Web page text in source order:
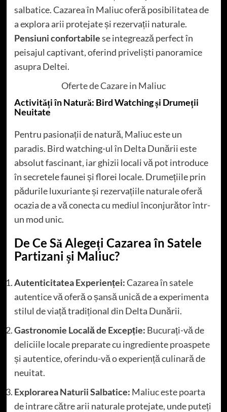
salbatice. Cazarea în Maliuc oferă posibilitatea de
a explora arii protejate și rezervații naturale.
Pensiuni confortabilese integrează perfect în
peisajul captivant, oferind priveliști panoramice
asupra Deltei.
Oferte de Cazare in Maliuc
Activități în Natură: Bird Watching și Drumeții
Neuitate
Pentru pasionații de natură, Maliuc este un
paradis. Bird watching-ul în Delta Dunării este
absolut fascinant, iar ghizii locali vă pot introduce
în secretele faunei și florei locale. Drumețiile prin
pădurile luxuriante și rezervațiile naturale oferă
ocazia de a vă conecta cu mediul înconjurător într-
un mod unic.
De Ce Să Alegeți Cazarea în Satele
Partizani și Maliuc?
Autenticitatea Experienței:Cazarea în satele
autentice vă oferă o șansă unică de a experimenta
stilul de viață tradițional din Delta Dunării.
Gastronomie Locală de Excepție: Bucurați-vă de
deliciile locale preparate cu ingrediente proaspete
și autentice, oferindu-vă o experiență culinară de
neuitat.
Explorarea Naturii Salbatice: Maliuc este poarta
de intrare către arii naturale protejate, unde puteți